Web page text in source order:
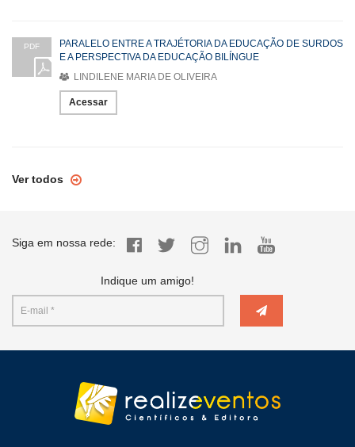
PDF
PARALELO ENTRE A TRAJÉTORIA DA EDUCAÇÃO DE SURDOS
E A PERSPECTIVA DA EDUCAÇÃO BILÍNGUE
LINDILENE MARIA DE OLIVEIRA
Acessar
Ver todos
Siga em nossa rede:
Indique um amigo!